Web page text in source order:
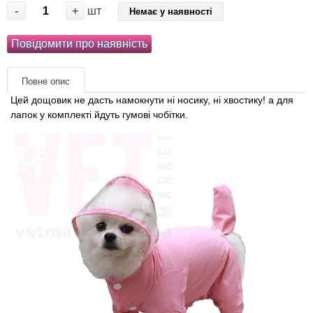
-
+ шт Немає у наявності
Повідомити про наявність
Повне опис
Цей дощовик не дасть намокнути ні носику, ні хвостику! а для
лапок у комплекті йдуть гумові чобітки.
Товари для голубів
Товари для гризунів
Товари для коней
Товари для людей
Популярні зоотоварі
Архів / Знято з виробництва